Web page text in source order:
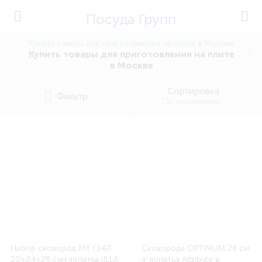
Посуда Групп
Купить товары для приготовления на плите
в Москве
Фильтр Сортировка
Набор сковород MY CHEF
20+24+28 см+лопатка (ILLA
Сковорода OPTIMUM 28 см
+ лопатка Attribute в